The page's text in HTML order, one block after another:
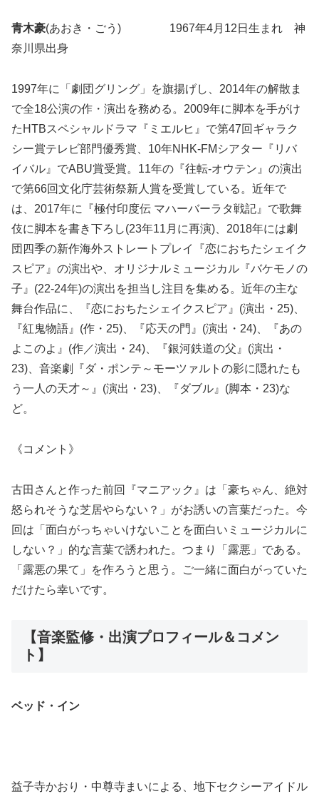
青木豪(あおき・ごう) 1967年4月12日生まれ 神
奈川県出身
1997年に「劇団グリング」を旗揚げし、2014年の解散ま
で全18公演の作・演出を務める。2009年に脚本を手がけ
たHTBスペシャルドラマ『ミエルヒ』で第47回ギャラク
シー賞テレビ部門優秀賞、10年NHK-FMシアター『リバ
イバル』でABU賞受賞。11年の『往転-オウテン』の演出
で第66回文化庁芸術祭新人賞を受賞している。近年で
は、2017年に『極付印度伝 マハーバーラタ戦記』で歌舞
伎に脚本を書き下ろし(23年11月に再演)、2018年には劇
団四季の新作海外ストレートプレイ『恋におちたシェイク
スピア』の演出や、オリジナルミュージカル『バケモノの
子』(22-24年)の演出を担当し注目を集める。近年の主な
舞台作品に、『恋におちたシェイクスピア』(演出・25)、
『紅鬼物語』(作・25)、『応天の門』(演出・24)、『あの
よこのよ』(作／演出・24)、『銀河鉄道の父』(演出・
23)、音楽劇『ダ・ポンテ～モーツァルトの影に隠れたも
う一人の天才～』(演出・23)、『ダブル』(脚本・23)な
ど。
《コメント》
古田さんと作った前回『マニアック』は「豪ちゃん、絶対
怒られそうな芝居やらない？」がお誘いの言葉だった。今
回は「面白がっちゃいけないことを面白いミュージカルに
しない？」的な言葉で誘われた。つまり「露悪」である。
「露悪の果て」を作ろうと思う。ご一緒に面白がっていた
だけたら幸いです。
【音楽監修・出演プロフィール＆コメン
ト】
ベッド・イン
益子寺かおり・中尊寺まいによる、地下セクシーアイドル